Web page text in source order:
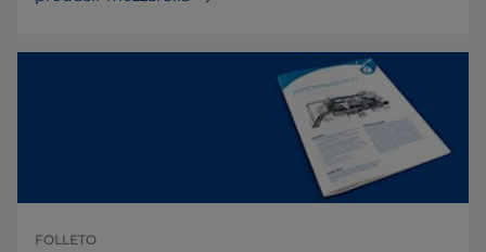
FOLLETO